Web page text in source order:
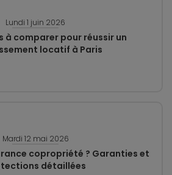
Lundi 1 juin 2026
à comparer pour réussir un
locatif à Paris
Mardi 12 mai 2026
copropriété ? Garanties et
détaillées